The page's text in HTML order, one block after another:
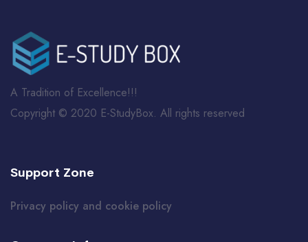
A Tradition of Excellence!!!
Copyright © 2020 E-StudyBox. All rights reserved
Support Zone
Privacy policy and cookie policy